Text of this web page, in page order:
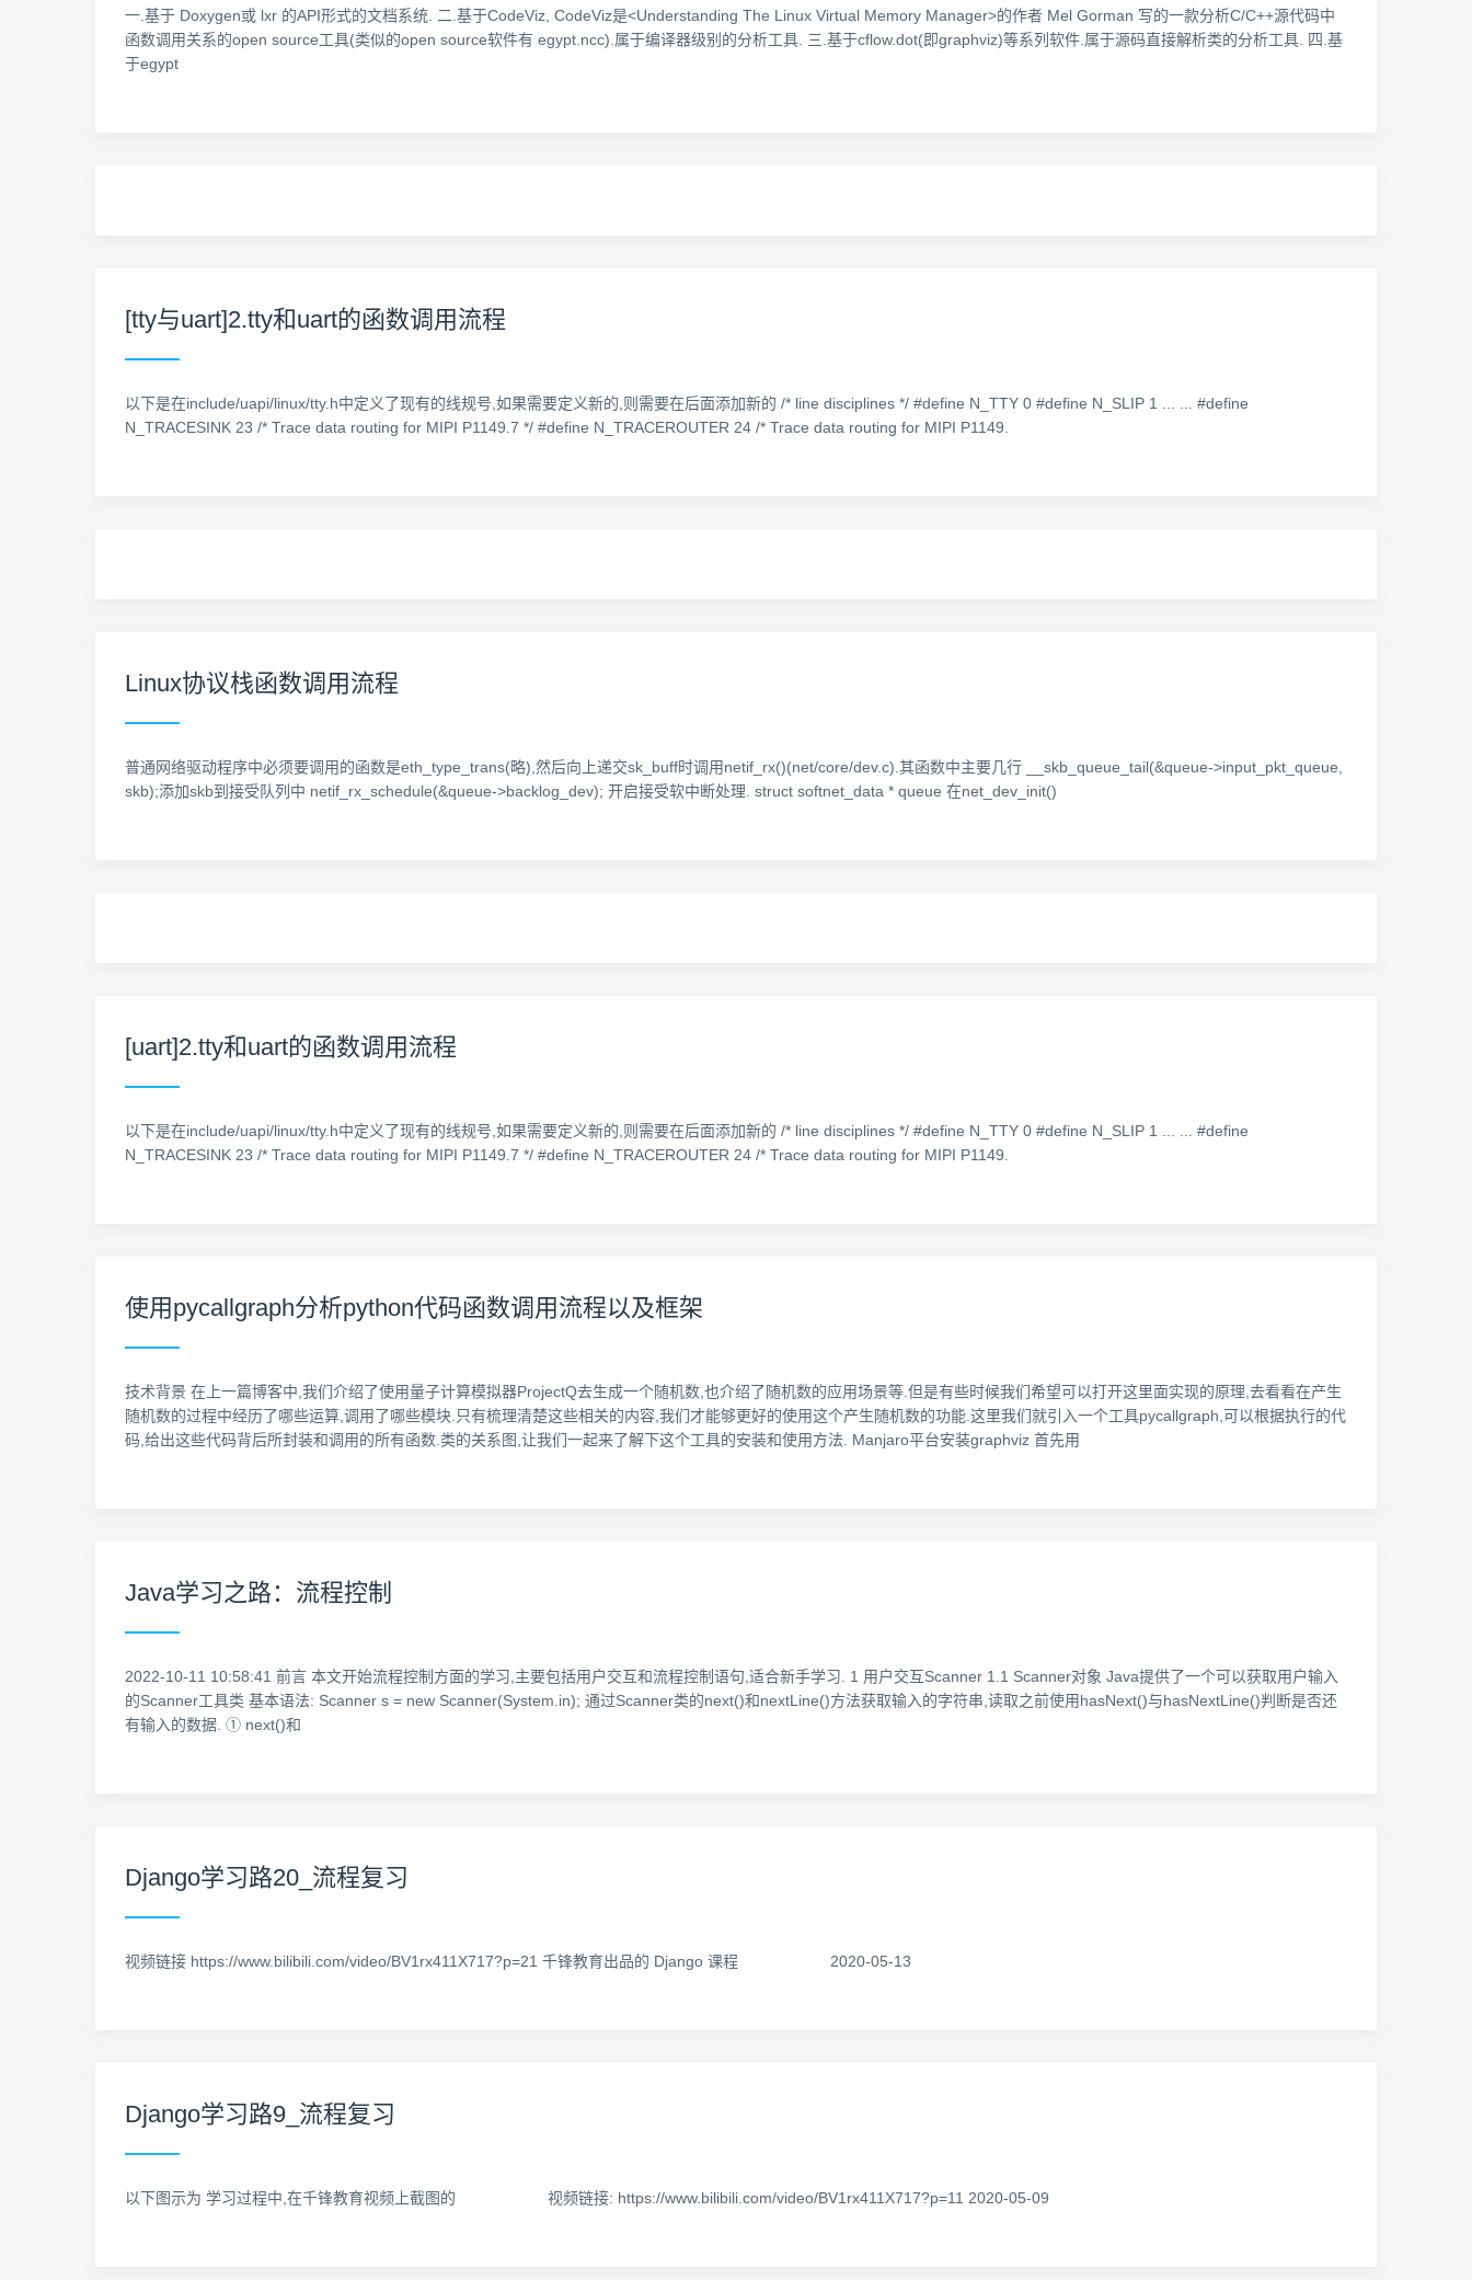
一.基于 Doxygen或 lxr 的API形式的文档系统. 二.基于CodeViz, CodeViz是<Understanding The Linux Virtual Memory Manager>的作者 Mel Gorman 写的一款分析C/C++源代码中
函数调用关系的open source工具(类似的open source软件有 egypt.ncc).属于编译器级别的分析工具. 三.基于cflow.dot(即graphviz)等系列软件.属于源码直接解析类的分析工具. 四.基
于egypt
[tty与uart]2.tty和uart的函数调用流程
以下是在include/uapi/linux/tty.h中定义了现有的线规号,如果需要定义新的,则需要在后面添加新的 /* line disciplines */ #define N_TTY 0 #define N_SLIP 1 ... ... #define
N_TRACESINK 23 /* Trace data routing for MIPI P1149.7 */ #define N_TRACEROUTER 24 /* Trace data routing for MIPI P1149.
Linux协议栈函数调用流程
普通网络驱动程序中必须要调用的函数是eth_type_trans(略),然后向上递交sk_buff时调用netif_rx()(net/core/dev.c).其函数中主要几行 __skb_queue_tail(&queue->input_pkt_queue,
skb);添加skb到接受队列中 netif_rx_schedule(&queue->backlog_dev); 开启接受软中断处理. struct softnet_data * queue 在net_dev_init()
[uart]2.tty和uart的函数调用流程
以下是在include/uapi/linux/tty.h中定义了现有的线规号,如果需要定义新的,则需要在后面添加新的 /* line disciplines */ #define N_TTY 0 #define N_SLIP 1 ... ... #define
N_TRACESINK 23 /* Trace data routing for MIPI P1149.7 */ #define N_TRACEROUTER 24 /* Trace data routing for MIPI P1149.
使用pycallgraph分析python代码函数调用流程以及框架
技术背景 在上一篇博客中,我们介绍了使用量子计算模拟器ProjectQ去生成一个随机数,也介绍了随机数的应用场景等.但是有些时候我们希望可以打开这里面实现的原理,去看看在产生
随机数的过程中经历了哪些运算,调用了哪些模块.只有梳理清楚这些相关的内容,我们才能够更好的使用这个产生随机数的功能.这里我们就引入一个工具pycallgraph,可以根据执行的代
码,给出这些代码背后所封装和调用的所有函数.类的关系图,让我们一起来了解下这个工具的安装和使用方法. Manjaro平台安装graphviz 首先用
Java学习之路：流程控制
2022-10-11 10:58:41 前言 本文开始流程控制方面的学习,主要包括用户交互和流程控制语句,适合新手学习. 1 用户交互Scanner 1.1 Scanner对象 Java提供了一个可以获取用户输入
的Scanner工具类 基本语法: Scanner s = new Scanner(System.in); 通过Scanner类的next()和nextLine()方法获取输入的字符串,读取之前使用hasNext()与hasNextLine()判断是否还
有输入的数据. ① next()和
Django学习路20_流程复习
视频链接 https://www.bilibili.com/video/BV1rx411X717?p=21 千锋教育出品的 Django 课程 2020-05-13
Django学习路9_流程复习
以下图示为 学习过程中,在千锋教育视频上截图的 视频链接: https://www.bilibili.com/video/BV1rx411X717?p=11 2020-05-09